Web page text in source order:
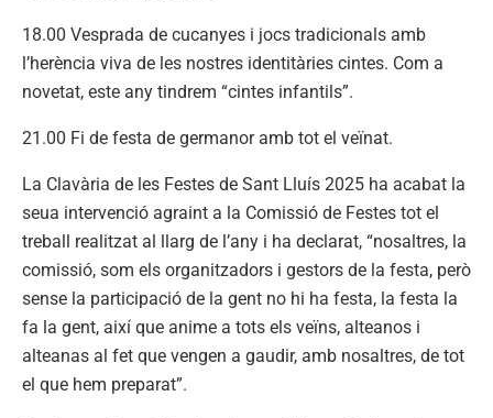
18.00 Vesprada de cucanyes i jocs tradicionals amb
l’herència viva de les nostres identitàries cintes. Com a
novetat, este any tindrem “cintes infantils”.
21.00 Fi de festa de germanor amb tot el veïnat.
La Clavària de les Festes de Sant Lluís 2025 ha acabat la
seua intervenció agraint a la Comissió de Festes tot el
treball realitzat al llarg de l’any i ha declarat, “nosaltres, la
comissió, som els organitzadors i gestors de la festa, però
sense la participació de la gent no hi ha festa, la festa la
fa la gent, així que anime a tots els veïns, alteanos i
alteanas al fet que vengen a gaudir, amb nosaltres, de tot
el que hem preparat”.